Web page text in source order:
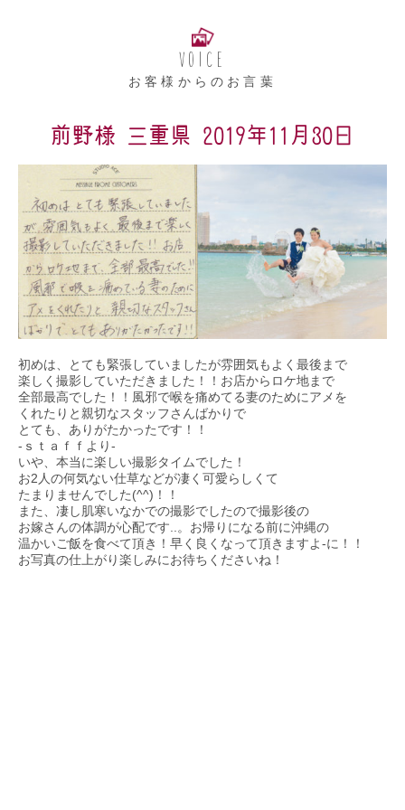
VOICE
お客様からのお言葉
前野様 三重県 2019年11月30日
初めは、とても緊張していましたが雰囲気もよく最後まで
楽しく撮影していただきました！！お店からロケ地まで
全部最高でした！！風邪で喉を痛めてる妻のためにアメを
くれたりと親切なスタッフさんばかりで
とても、ありがたかったです！！
-ｓｔａｆｆより-
いや、本当に楽しい撮影タイムでした！
お2人の何気ない仕草などが凄く可愛らしくて
たまりませんでした(^^)！！
また、凄し肌寒いなかでの撮影でしたので撮影後の
お嫁さんの体調が心配です..。お帰りになる前に沖縄の
温かいご飯を食べて頂き！早く良くなって頂きますよ-に！！
お写真の仕上がり楽しみにお待ちくださいね！